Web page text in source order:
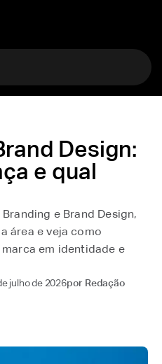
Design:
e qual
e Brand Design,
área e veja como
em identidade e
julho de 2026por Redação